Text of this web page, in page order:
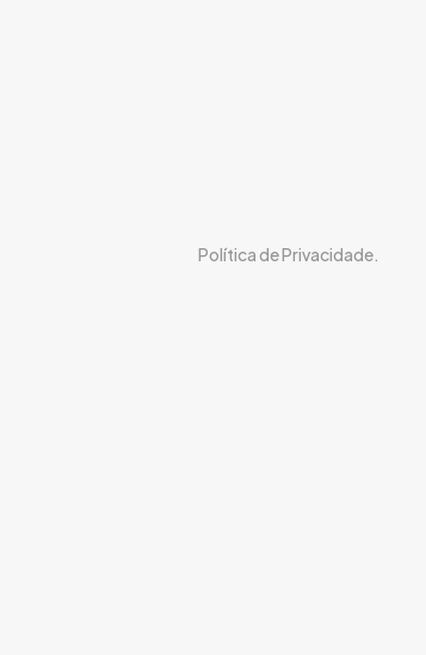
Política de Privacidade.